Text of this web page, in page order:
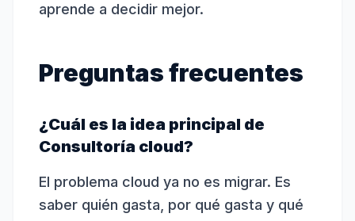
aprende a decidir mejor.
Preguntas frecuentes
¿Cuál es la idea principal de
Consultoría cloud?
El problema cloud ya no es migrar. Es
saber quién gasta, por qué gasta y qué